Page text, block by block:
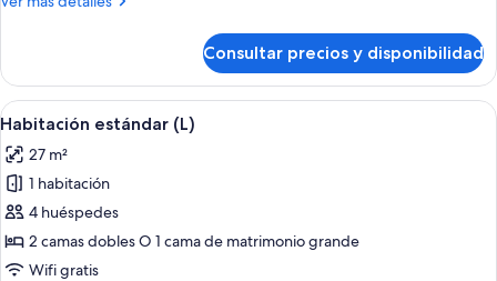
doble
(M)
Consultar precios y disponibilidad
Abrir
todas
las
fotos
de
Habitación
estándar
Una habitación de hotel con una
4
Habitación estándar (L)
27 m²
1 habitación
4 huéspedes
2 camas dobles O 1 cama de matrimonio grande
Wifi gratis